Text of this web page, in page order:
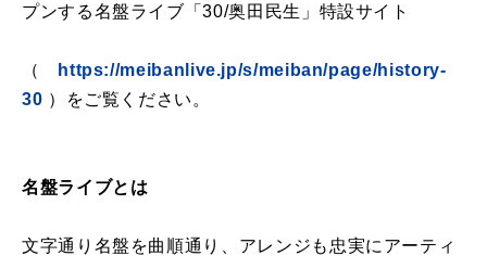
プンする名盤ライブ「30/奥田民生」特設サイト
（
https://meibanlive.jp/s/meiban/page/history-
30 ）をご覧ください。
名盤ライブとは
文字通り名盤を曲順通り、アレンジも忠実にアーティ